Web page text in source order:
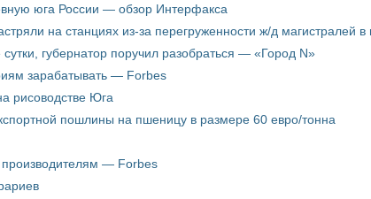
юга России — обзор Интерфакса
на станциях из-за перегруженности ж/д магистралей
губернатор поручил разобраться — «Город N»
зарабатывать — Forbes
рисоводстве Юга
пошлины на пшеницу в размере 60 евро/тонна
производителям — Forbes